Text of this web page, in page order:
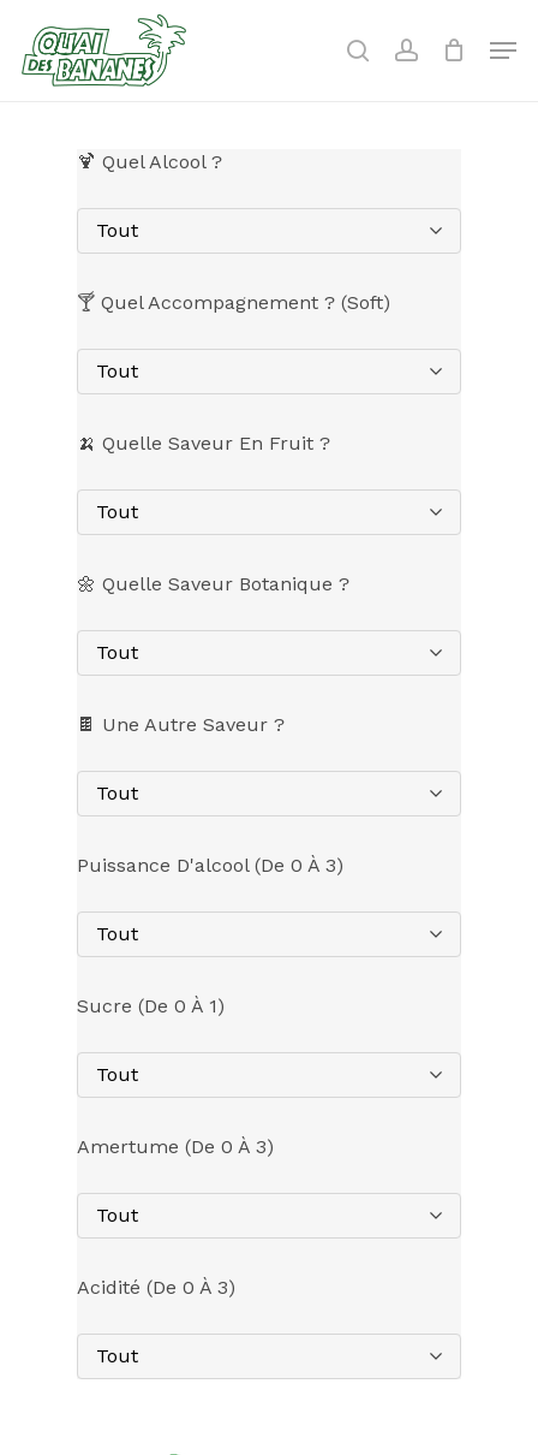
main
content
searchaccount
🍹 Quel Alcool ?
Tout
🍸 Quel Accompagnement ? (Soft)
Tout
🍌 Quelle Saveur En Fruit ?
Tout
🌼 Quelle Saveur Botanique ?
Tout
🍫 Une Autre Saveur ?
Tout
Puissance D'alcool (de 0 À 3)
Tout
Sucre (de 0 À 1)
Tout
Amertume (de 0 À 3)
Tout
Acidité (de 0 À 3)
Tout